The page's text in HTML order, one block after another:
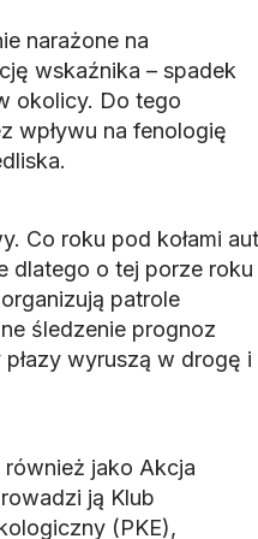
narażone na
wskaźnika – spadek
okolicy. Do tego
wpływu na fenologię
Co roku pod kołami aut
dlatego o tej porze roku
patrole
śledzenie prognoz
wyruszą w drogę i
również jako Akcja
ją Klub
(PKE),